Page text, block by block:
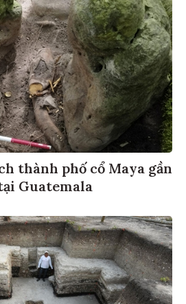
thành phố cổ Maya gần
Guatemala